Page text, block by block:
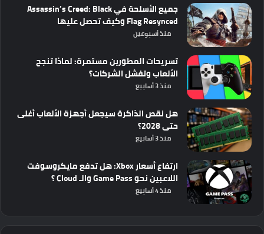
جميع الأسلحة في Assassin’s Creed: Black
Flag Resynced وكيف تحصل عليها
منذ أسبوعين
تسريحات المطورين مستمرة: لماذا تنجح
الألعاب وتفشل الشركات؟
منذ 3 أسابيع
هل نقص الذاكرة سيجعل أجهزة الألعاب أغلى
حتى 2028؟
منذ 3 أسابيع
ارتفاع أسعار Xbox: هل تدفع مايكروسوفت
اللاعبين نحو Game Pass والـ Cloud ؟
منذ 4 أسابيع